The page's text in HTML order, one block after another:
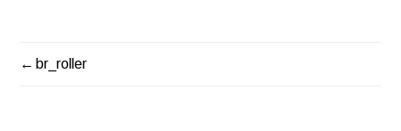
NAVEGACIÓN
br_roller